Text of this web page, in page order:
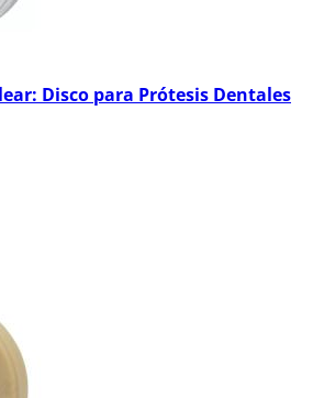
Disco para Prótesis Dentales